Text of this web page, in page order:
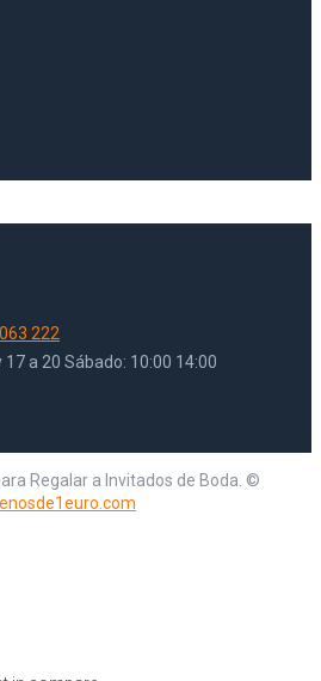
222
17 a 20 Sábado: 10:00 14:00
Regalar a Invitados de Boda. ©